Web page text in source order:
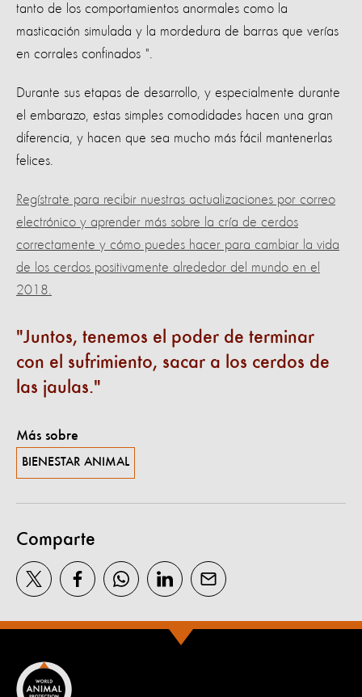
tanto de los comportamientos anormales como la
masticación simulada y la mordedura de barras que verías
en corrales confinados ".
Durante sus etapas de desarrollo, y especialmente durante
el embarazo, estas simples comodidades hacen una gran
diferencia, y hacen que sea mucho más fácil mantenerlas
felices.
Regístrate para recibir nuestras actualizaciones por correo
electrónico y aprender más sobre la cría de cerdos
correctamente y cómo puedes hacer para cambiar la vida
de los cerdos positivamente alrededor del mundo en el
2018.
Juntos, tenemos el poder de terminar
con el sufrimiento, sacar a los cerdos de
las jaulas.
Más sobre
BIENESTAR ANIMAL
Comparte